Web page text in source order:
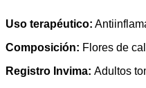
Uso terapéutico:
Composición: Flores de
Registro Invima: Adultos